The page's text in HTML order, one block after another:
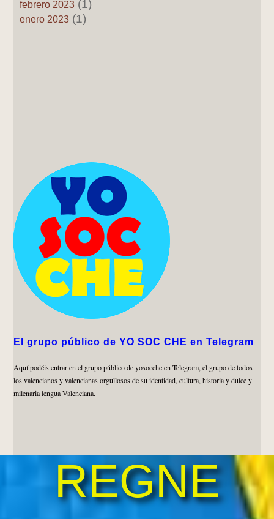
febrero 2023 (1)
enero 2023 (1)
El grupo público de YO SOC CHE en Telegram
Aquí podéis entrar en el grupo público de yosocche en Telegram, el grupo de todos
los valencianos y valencianas orgullosos de su identidad, cultura, historia y dulce y
milenaria lengua Valenciana.
REGNE